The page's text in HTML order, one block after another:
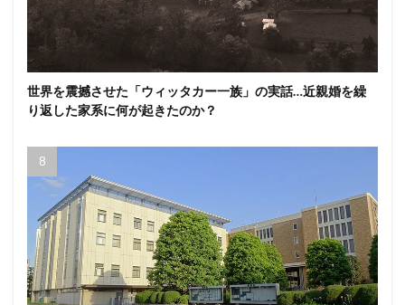
世界を震撼させた「ウィッタカー一族」の実話…近親婚を繰
り返した家系に何が起きたのか？